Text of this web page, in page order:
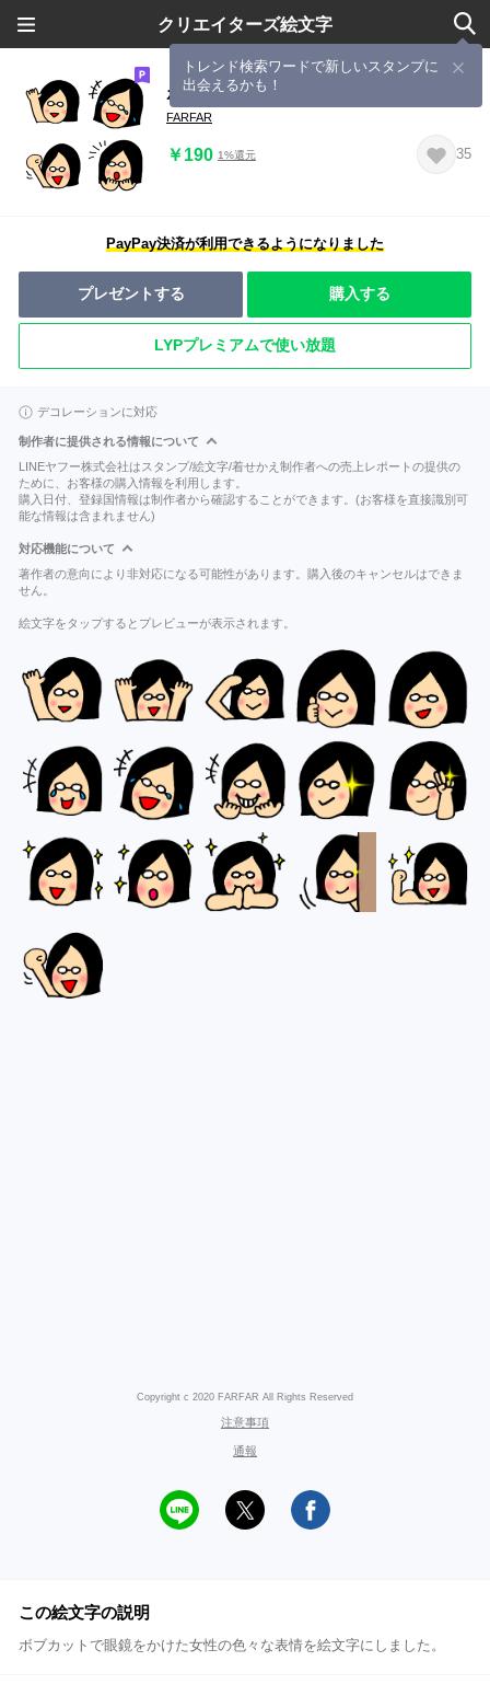
クリエイターズ絵文字
トレンド検索ワードで新しいスタンプに
出会えるかも！
ボブカットのめがね女
FARFAR
￥190 1%還元 35
PayPay決済が利用できるようになりました
プレゼントする 購入する
LYPプレミアムで使い放題
デコレーションに対応
制作者に提供される情報について
LINEヤフー株式会社はスタンプ/絵文字/着せかえ制作者への売上レポートの提供の
ために、お客様の購入情報を利用します。
購入日付、登録国情報は制作者から確認することができます。(お客様を直接識別可
能な情報は含まれません)
対応機能について
著作者の意向により非対応になる可能性があります。購入後のキャンセルはできま
せん。
絵文字をタップするとプレビューが表示されます。
Copyright c 2020 FARFAR All Rights Reserved
注意事項
通報
この絵文字の説明
ボブカットで眼鏡をかけた女性の色々な表情を絵文字にしました。